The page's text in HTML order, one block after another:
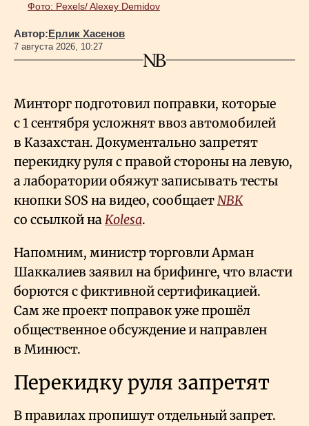
Фото: Pexels/ Alexey Demidov
Автор:Ерлик Хасенов
7 августа 2026, 10:27
Минторг подготовил поправки, которые
с 1 сентября усложнят ввоз автомобилей
в Казахстан. Документально запретят
перекидку руля с правой стороны на левую,
а лаборатории обяжут записывать тесты
кнопки SOS на видео, сообщаетNBK
со ссылкой наKolesa.
Напомним, министр торговли Арман
Шаккалиев заявил на брифинге, что власти
борются с фиктивной сертификацией.
Сам же проект поправок уже прошёл
общественное обсуждение и направлен
в Минюст.
Перекидку руля запретят
В правилах пропишут отдельный запрет.